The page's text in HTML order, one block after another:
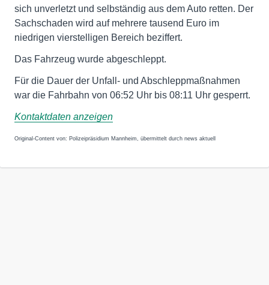
sich unverletzt und selbständig aus dem Auto retten. Der
Sachschaden wird auf mehrere tausend Euro im
niedrigen vierstelligen Bereich beziffert.
Das Fahrzeug wurde abgeschleppt.
Für die Dauer der Unfall- und Abschleppmaßnahmen
war die Fahrbahn von 06:52 Uhr bis 08:11 Uhr gesperrt.
Kontaktdaten anzeigen
Original-Content von: Polizeipräsidium Mannheim, übermittelt durch news aktuell